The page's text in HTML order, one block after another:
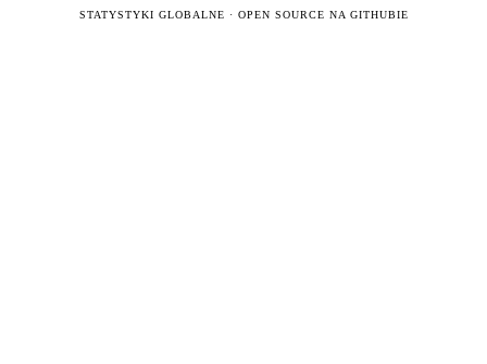
STATYSTYKI GLOBALNE · OPEN SOURCE NA GITHUBIE